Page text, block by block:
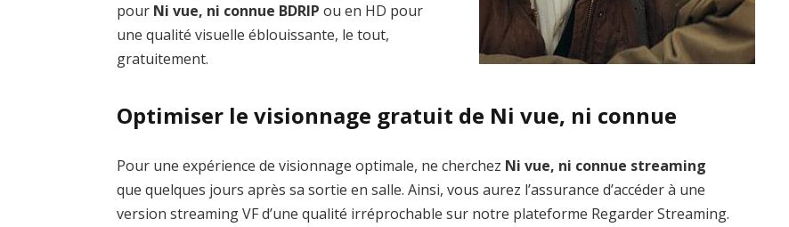
pour Ni vue, ni connue BDRIP ou en HD pour
une qualité visuelle éblouissante, le tout,
gratuitement.
Optimiser le visionnage gratuit de Ni vue, ni connue
Pour une expérience de visionnage optimale, ne cherchez Ni vue, ni connue streaming
que quelques jours après sa sortie en salle. Ainsi, vous aurez l’assurance d’accéder à une
version streaming VF d’une qualité irréprochable sur notre plateforme Regarder Streaming.